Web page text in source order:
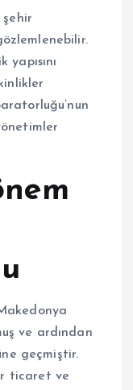
ve ardından
geçmiştir.
ticaret ve